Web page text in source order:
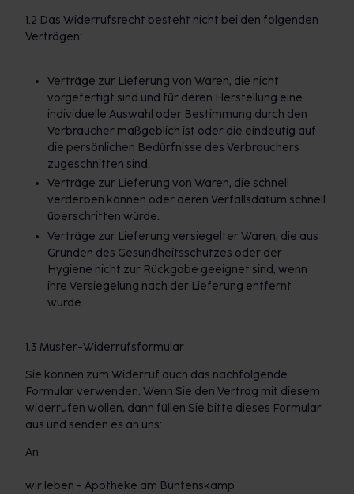
1.2 Das Widerrufsrecht besteht nicht bei den folgenden
Verträgen:
Verträge zur Lieferung von Waren, die nicht
vorgefertigt sind und für deren Herstellung eine
individuelle Auswahl oder Bestimmung durch den
Verbraucher maßgeblich ist oder die eindeutig auf
die persönlichen Bedürfnisse des Verbrauchers
zugeschnitten sind.
Verträge zur Lieferung von Waren, die schnell
verderben können oder deren Verfallsdatum schnell
überschritten würde.
Verträge zur Lieferung versiegelter Waren, die aus
Gründen des Gesundheitsschutzes oder der
Hygiene nicht zur Rückgabe geeignet sind, wenn
ihre Versiegelung nach der Lieferung entfernt
wurde.
1.3 Muster-Widerrufsformular
Sie können zum Widerruf auch das nachfolgende
Formular verwenden. Wenn Sie den Vertrag mit diesem
widerrufen wollen, dann füllen Sie bitte dieses Formular
aus und senden es an uns:
An
wir leben - Apotheke am Buntenskamp